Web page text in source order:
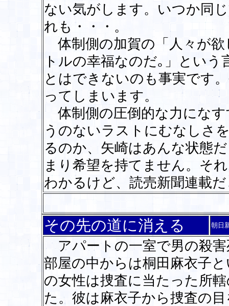
ない気がします。いつか同
れも・・・。
体制側の加賀の「人々が
トルの幸福なのだ｡」とい
とはできないのも事実です
ってしまいます。
体制側の圧倒的な力になす
うのないラストにむなしさ
るのか、矢崎はあんな状態
まり希望を持てません。そ
わかるけど、読売新聞連載
その先の道に消える 朝日
アパートの一室で男の殺害
部屋の中からは桐田麻衣子
の女性は捜査に当たった所
た。彼は麻衣子から捜査の